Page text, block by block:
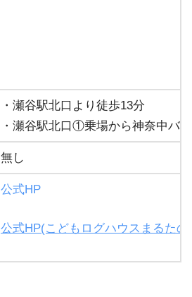
・瀬谷駅北口より徒歩13分
・瀬谷駅北口①乗場から神奈中バ
無し
公式HP
公式HP(こどもログハウスまるたの